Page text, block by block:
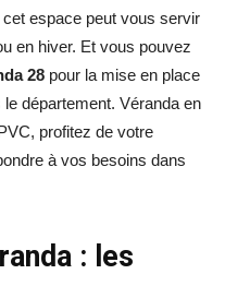
espace peut vous servir
en hiver. Et vous pouvez
28 pour la mise en place
département. Véranda en
profitez de votre
à vos besoins dans
: les